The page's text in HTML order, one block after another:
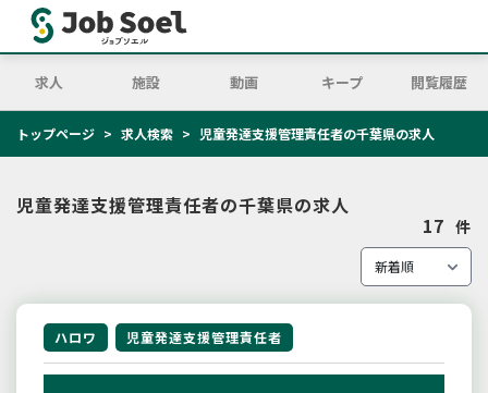
求人 施設 動画 キープ 閲覧履歴
トップページ 求人検索 児童発達支援管理責任者の千葉県の求人
児童発達支援管理責任者の千葉県の求人
17 件
ハロワ 児童発達支援管理責任者